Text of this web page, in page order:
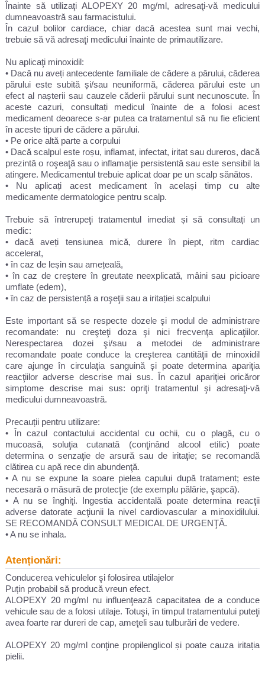
Înainte să utilizaţi ALOPEXY 20 mg/ml, adresaţi-vă medicului
dumneavoastră sau farmacistului.
În cazul bolilor cardiace, chiar dacă acestea sunt mai vechi,
trebuie să vă adresaţi medicului înainte de primautilizare.
Nu aplicaţi minoxidil:
• Dacă nu aveți antecedente familiale de cădere a părului, căderea
părului este subită și/sau neuniformă, căderea părului este un
efect al nașterii sau cauzele căderii părului sunt necunoscute. În
aceste cazuri, consultați medicul înainte de a folosi acest
medicament deoarece s-ar putea ca tratamentul să nu fie eficient
în aceste tipuri de cădere a părului.
• Pe orice altă parte a corpului
• Dacă scalpul este roșu, inflamat, infectat, iritat sau dureros, dacă
prezintă o roşeaţă sau o inflamaţie persistentă sau este sensibil la
atingere. Medicamentul trebuie aplicat doar pe un scalp sănătos.
• Nu aplicați acest medicament în același timp cu alte
medicamente dermatologice pentru scalp.
Trebuie să întrerupeţi tratamentul imediat și să consultați un
medic:
• dacă aveți tensiunea mică, durere în piept, ritm cardiac
accelerat,
• în caz de leșin sau amețeală,
• în caz de creștere în greutate neexplicată, mâini sau picioare
umflate (edem),
• în caz de persistență a roşeţii sau a iritației scalpului
Este important să se respecte dozele şi modul de administrare
recomandate: nu creşteţi doza şi nici frecvenţa aplicaţiilor.
Nerespectarea dozei şi/sau a metodei de administrare
recomandate poate conduce la creşterea cantităţii de minoxidil
care ajunge în circulaţia sanguină şi poate determina apariţia
reacţiilor adverse descrise mai sus. În cazul apariţiei oricăror
simptome descrise mai sus: opriţi tratamentul şi adresaţi-vă
medicului dumneavoastră.
Precauții pentru utilizare:
• În cazul contactului accidental cu ochii, cu o plagă, cu o
mucoasă, soluţia cutanată (conţinând alcool etilic) poate
determina o senzaţie de arsură sau de iritaţie; se recomandă
clătirea cu apă rece din abundenţă.
• A nu se expune la soare pielea capului după tratament; este
necesară o măsură de protecţie (de exemplu pălărie, şapcă).
• A nu se înghiţi. Ingestia accidentală poate determina reacţii
adverse datorate acţiunii la nivel cardiovascular a minoxidilului.
SE RECOMANDĂ CONSULT MEDICAL DE URGENŢĂ.
• A nu se inhala.
Atenționări:
Conducerea vehiculelor şi folosirea utilajelor
Puțin probabil să producă vreun efect.
ALOPEXY 20 mg/ml nu influenţează capacitatea de a conduce
vehicule sau de a folosi utilaje. Totuşi, în timpul tratamentului puteţi
avea foarte rar dureri de cap, ameţeli sau tulburări de vedere.
ALOPEXY 20 mg/ml conţine propilenglicol și poate cauza iritația
pielii.